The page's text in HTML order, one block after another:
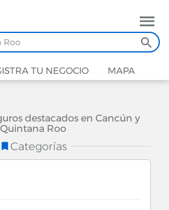
TU NEGOCIO MAPA
destacados en Cancún y
Quintana Roo
Categorías